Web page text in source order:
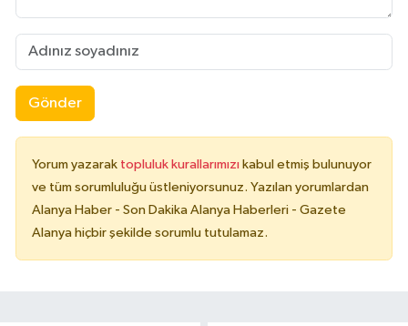
Gönder
Yorum yazarak topluluk kurallarımızı kabul etmiş bulunuyor
ve tüm sorumluluğu üstleniyorsunuz. Yazılan yorumlardan
Alanya Haber - Son Dakika Alanya Haberleri - Gazete
Alanya hiçbir şekilde sorumlu tutulamaz.